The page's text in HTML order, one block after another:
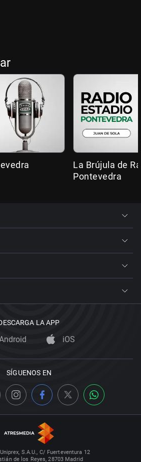
La Brújula de
Pontevedra
LA APP
iOS
SÍGUENOS EN
S.A.U., C/ Fuerteventura 12
de los Reyes, 28703 Madrid